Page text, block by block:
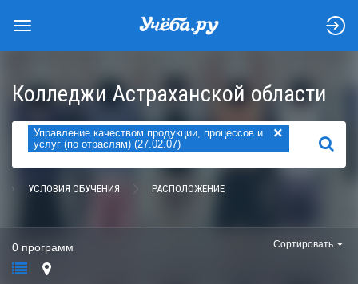
Колледжи Астраханской области
Управление качеством продукции, процессов и
услуг (по отраслям) (27.02.07)
×
НАЙТИ
УСЛОВИЯ ОБУЧЕНИЯ РАСПОЛОЖЕНИЕ
0 программ Сортировать